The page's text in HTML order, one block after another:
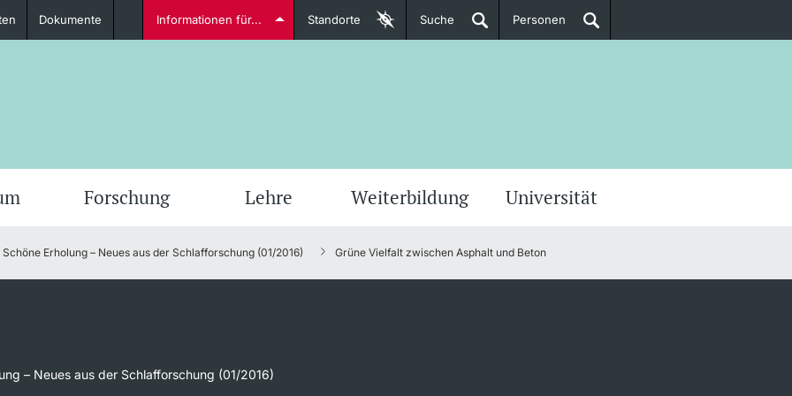
Dozierende
weitere Informationen
Dokumente Informationen für... Standorte Suche Personen
Forschung Lehre Weiterbildung Universität
Schöne Erholung – Neues aus der Schlafforschung (01/2016) Grüne Vielfalt zwischen Asphalt und Beton
– Neues aus der Schlafforschung (01/2016)